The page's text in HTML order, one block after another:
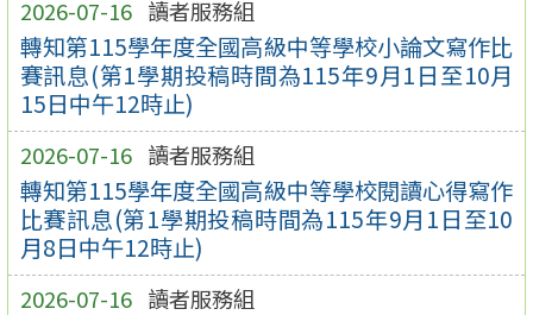
2026-07-16 讀者服務組
轉知第115學年度全國高級中等學校小論文寫作比
賽訊息(第1學期投稿時間為115年9月1日至10月
15日中午12時止)
2026-07-16 讀者服務組
轉知第115學年度全國高級中等學校閱讀心得寫作
比賽訊息(第1學期投稿時間為115年9月1日至10
月8日中午12時止)
2026-07-16 讀者服務組